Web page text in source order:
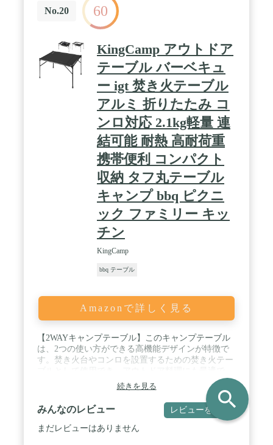
No.20 60
KingCamp アウトドア
テーブル バーベキュ
ー igt 焚き火テーブル
アルミ 折りたたみ コ
ンロ対応 2.1kg軽量 連
結可能 耐熱 高耐荷重
携帯便利 コンパクト
収納 タフ丸テーブル
キャンプ bbq ピクニ
ック ファミリー キッ
チン
KingCamp
bbq テーブル
Amazonで詳しく見る
【2WAYキャンプテーブル】このキャンプテーブル
は、2つの使い方ができる高機能デザインが特徴で
す。焚き火台やコンロを設置するための焚き火テー
す。また、天板をしっかりと固定すれば、通常のテ
ーブルとしてもご利用いただけます。キャンプやバ
ーベキュー、その他のアウトドアイベントにおい
て、あらゆるシーンに対応する万能テーブルです。
/ 【多様なスタイル】このテーブルは複数のユニッ
続きを見る
みんなのレビュー レビューを書く
まだレビューはありません
search